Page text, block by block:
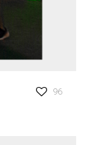
96